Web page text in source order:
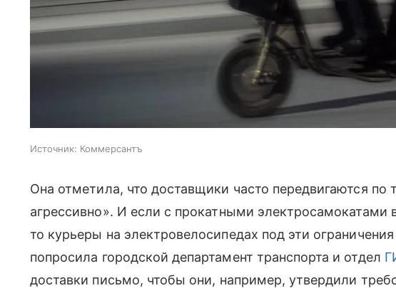
Источник: Коммерсантъ
Она отметила, что доставщики часто передвигаются по
агрессивно». И если с прокатными электросамокатами
то курьеры на электровелосипедах под эти
попросила городской департамент транспорта и отдел
доставки письмо, чтобы они, например, утвердили